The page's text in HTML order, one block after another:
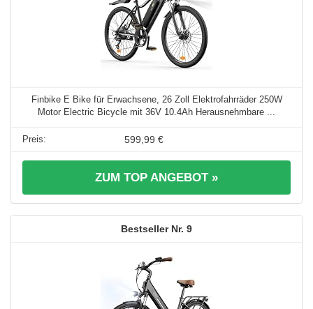
Finbike E Bike für Erwachsene, 26 Zoll Elektrofahrräder 250W
Motor Electric Bicycle mit 36V 10.4Ah Herausnehmbare ...
599,99 €
ZUM TOP ANGEBOT »
9